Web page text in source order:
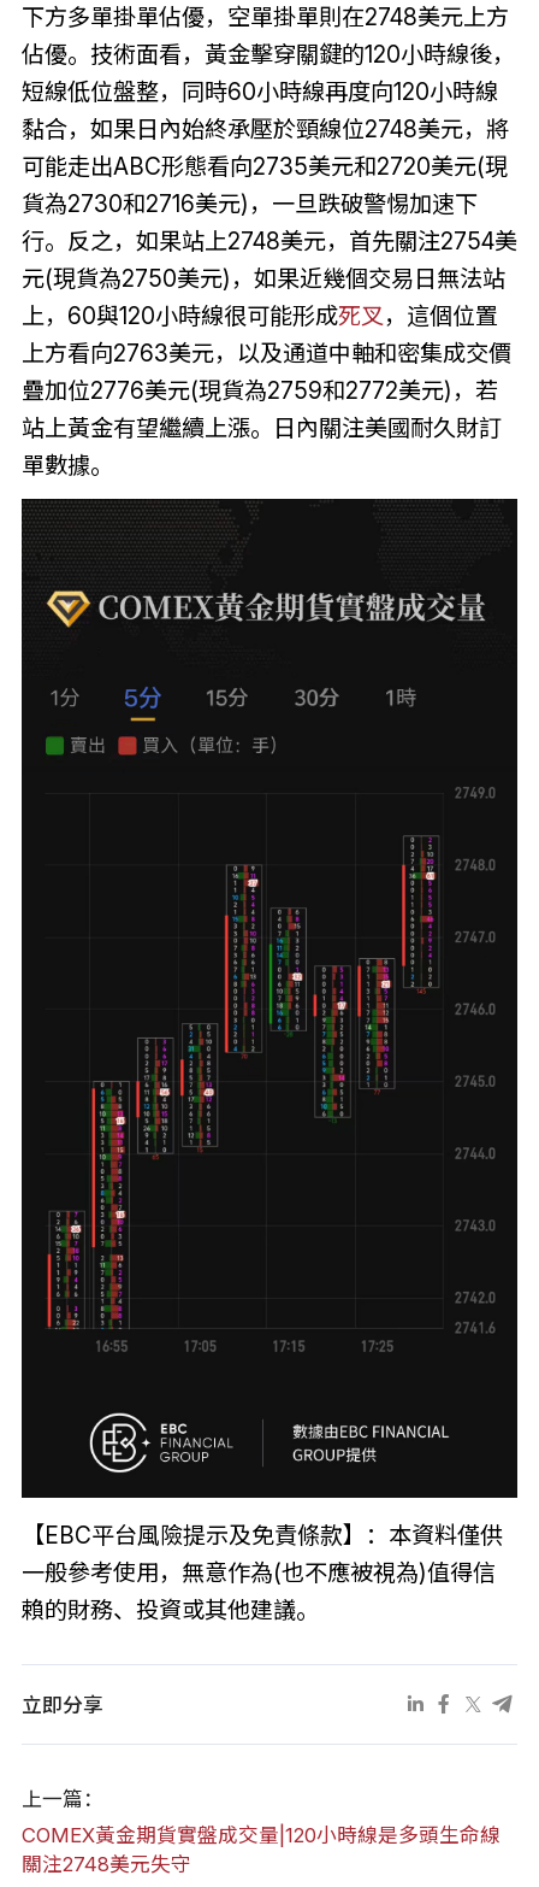
下方多單掛單佔優，空單掛單則在2748美元上方
佔優。技術面看，黃金擊穿關鍵的120小時線後，
短線低位盤整，同時60小時線再度向120小時線
黏合，如果日內始終承壓於頸線位2748美元，將
可能走出ABC形態看向2735美元和2720美元(現
貨為2730和2716美元)，一旦跌破警惕加速下
行。反之，如果站上2748美元，首先關注2754美
元(現貨為2750美元)，如果近幾個交易日無法站
上，60與120小時線很可能形成死叉，這個位置
上方看向2763美元，以及通道中軸和密集成交價
疊加位2776美元(現貨為2759和2772美元)，若
站上黃金有望繼續上漲。日內關注美國耐久財訂
單數據。
【EBC平台風險提示及免責條款】：本資料僅供
一般參考使用，無意作為(也不應被視為)值得信
賴的財務、投資或其他建議。
立即分享
上一篇：
COMEX黃金期貨實盤成交量|120小時線是多頭生命線
關注2748美元失守